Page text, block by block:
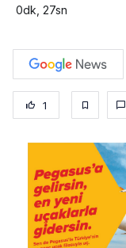
0dk, 27sn
1